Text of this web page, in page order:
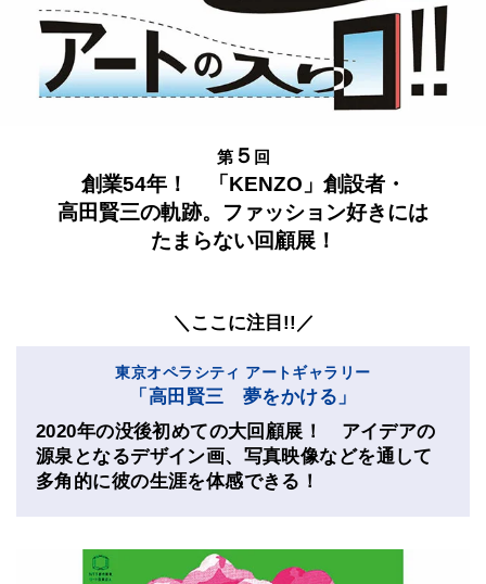
第５ 回
創業54年！ 「KENZO」創設者・
高田賢三の軌跡。ファッション好きには
たまらない回顧展！
＼ここに注目!!／
東京オペラシティ アートギャラリー
「高田賢三 夢をかける」
2020年の没後初めての大回顧展！ アイデアの
源泉となるデザイン画、写真映像などを通して
多角的に彼の生涯を体感できる！